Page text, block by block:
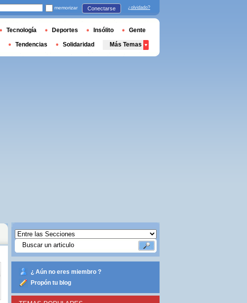
¿ Aún no eres miembro ?
Propón tu blog
memorizar Conectarse ¿olvidado?
Tecnología Deportes Insólito Gente
Tendencias Solidaridad Más Temas